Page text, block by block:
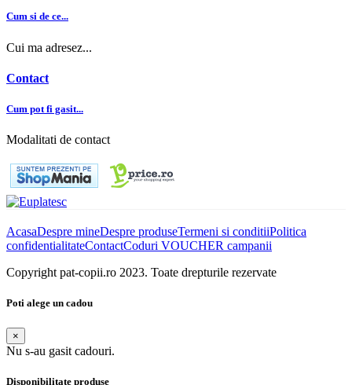
Cum si de ce...
Cui ma adresez...
Contact
Cum pot fi gasit...
Modalitati de contact
AcasaDespre mineDespre produseTermeni si conditiiPolitica
confidentialitateContactCoduri VOUCHER campanii
Copyright pat-copii.ro 2023. Toate drepturile rezervate
Poti alege un cadou
×
Nu s-au gasit cadouri.
Disponibilitate produse